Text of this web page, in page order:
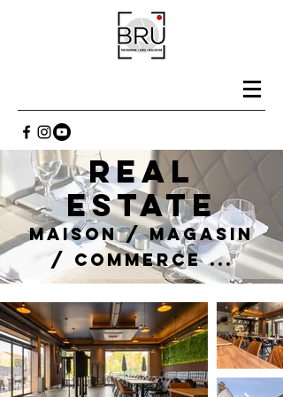
REAL
ESTATE
Maison / Magasin
/ Commerce ...